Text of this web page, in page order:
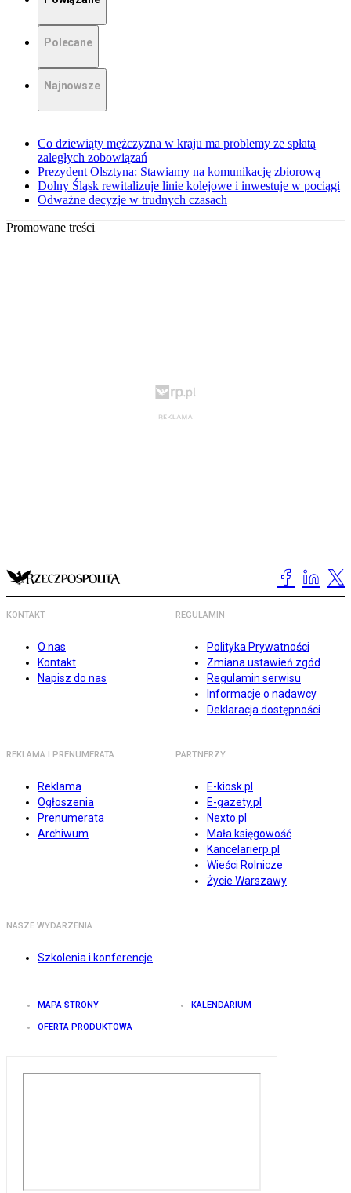
Polecane
Najnowsze
Co dziewiąty mężczyzna w kraju ma problemy ze spłatą
zaległych zobowiązań
Prezydent Olsztyna: Stawiamy na komunikację zbiorową
Dolny Śląsk rewitalizuje linie kolejowe i inwestuje w pociągi
Odważne decyzje w trudnych czasach
Promowane treści
KONTAKT
O nas
Kontakt
Napisz do nas
REGULAMIN
Polityka Prywatności
Zmiana ustawień zgód
Regulamin serwisu
Informacje o nadawcy
Deklaracja dostępności
REKLAMA I PRENUMERATA
Reklama
Ogłoszenia
Prenumerata
Archiwum
PARTNERZY
E-kiosk.pl
E-gazety.pl
Nexto.pl
Mała księgowość
Kancelarierp.pl
Wieści Rolnicze
Życie Warszawy
NASZE WYDARZENIA
Szkolenia i konferencje
MAPA STRONY KALENDARIUM
OFERTA PRODUKTOWA